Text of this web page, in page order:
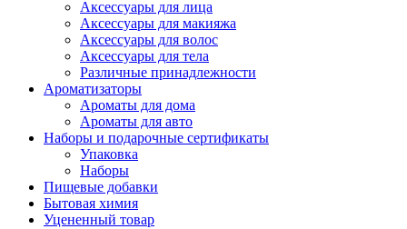
Аксессуары для лица
Аксессуары для макияжа
Аксессуары для волос
Аксессуары для тела
Различные принадлежности
Ароматизаторы
Ароматы для дома
Ароматы для авто
Наборы и подарочные сертификаты
Упаковка
Наборы
Пищевые добавки
Бытовая химия
Уцененный товар